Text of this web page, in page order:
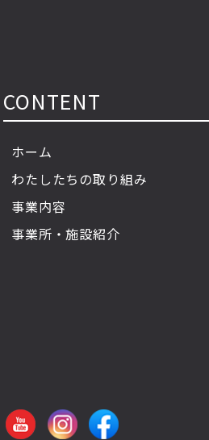
CONTENT
ホーム
わたしたちの取り組み
事業内容
事業所・施設紹介